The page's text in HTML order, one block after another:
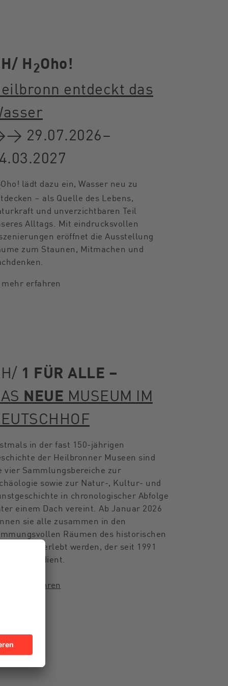
H2Oho!
entdeckt das
29.07.2026–
Oho! lädt dazu ein, Wasser neu zu
– als Quelle des Lebens,
und unverzichtbaren Teil
Alltags. Mit eindrucksvollen
eröffnet die Ausstellung
zum Staunen, Mitmachen und
erfahren
1 FÜR ALLE –
NEUE MUSEUM IM
in der fast 150-jährigen
der Heilbronner Museen sind
vier Sammlungsbereiche zur
sowie zur Natur-, Kultur- und
in chronologischer Abfolge
einem Dach vereint. Ab Januar 2026
sie alle zusammen in den
Räumen des historischen
erlebt werden, der seit 1991
Museum dient.
mehr erfahren